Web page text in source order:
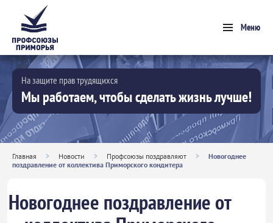
Меню
На защите прав трудящихся
Мы работаем, чтобы сделать жизнь лучше!
Главная > Новости > Профсоюзы поздравляют >
Новогоднее
поздравление от коллектива Приморского кондитера
Новогоднее поздравление от